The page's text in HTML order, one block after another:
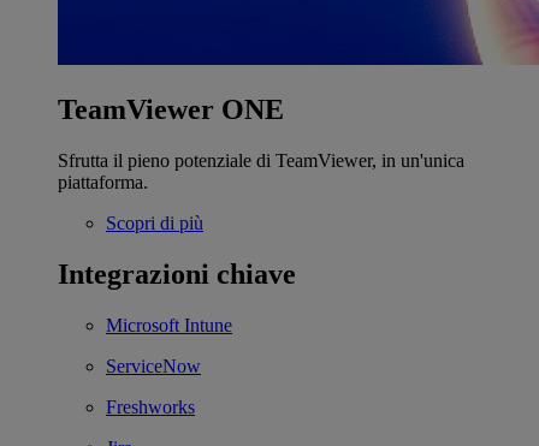
TeamViewer ONE
Sfrutta il pieno potenziale di TeamViewer, in un'unica
piattaforma.
Scopri di più
Integrazioni chiave
Microsoft Intune
ServiceNow
Freshworks